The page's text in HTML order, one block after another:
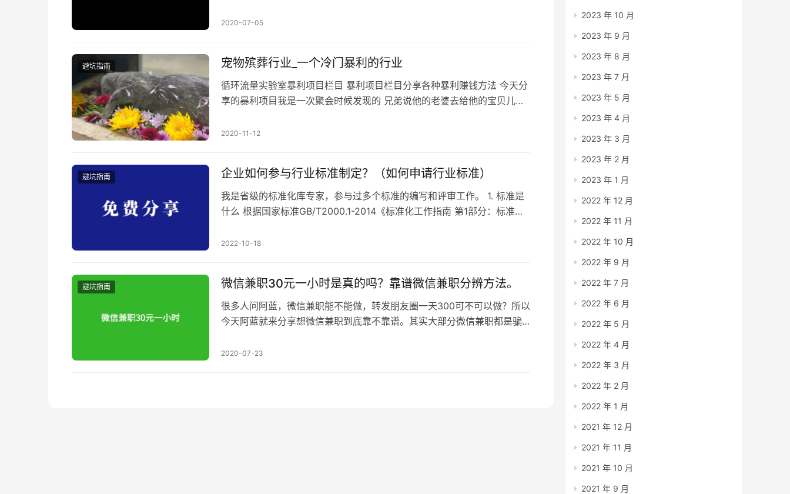
呢？因为整个过程你不需要付出什么成本，高考资料是可以反复出售的，
2020-07-05
避坑指南 宠物殡葬行业_一个冷门暴利的行业
循环流量实验室暴利项目栏目 暴利项目栏目分享各种暴利赚钱方法 今天分
享的暴利项目我是一次聚会时候发现的 兄弟说他的老婆去给他的宝贝儿子
了，今天怎么就下葬了？？？ 经过一番仔细了解原来是一直宠物狗被车撞
2020-11-12
避坑指南 企业如何参与行业标准制定？（如何申请行业标准）
我是省级的标准化库专家，参与过多个标准的编写和评审⼯作。 1. 标准是
什么 根据国家标准GB/T2000.1-2014《标准化⼯作指南 第1部分：标准化
序经协商⼀致制定，为各种活动或结果提供规则、指南或特性，供共同使
2022-10-18
避坑指南 微信兼职30元一小时是真的吗？靠谱微信兼职分辨方法。
很多人问阿蓝，微信兼职能不能做，转发朋友圈一天300可不可以做？所以
今天阿蓝就来分享想微信兼职到底靠不靠谱。其实大部分微信兼职都是骗
用你的帐号做ZP等非法的行为。具体有哪些呢？ 第一种，微信出租 这样的
2020-07-23
2023 年 10 月
2023 年 9 月
2023 年 8 月
2023 年 7 月
2023 年 5 月
2023 年 4 月
2023 年 3 月
2023 年 2 月
2023 年 1 月
2022 年 12 月
2022 年 11 月
2022 年 10 月
2022 年 9 月
2022 年 7 月
2022 年 6 月
2022 年 5 月
2022 年 4 月
2022 年 3 月
2022 年 2 月
2022 年 1 月
2021 年 12 月
2021 年 11 月
2021 年 10 月
2021 年 9 月